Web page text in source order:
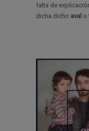
falta de
dicha dicho aval o